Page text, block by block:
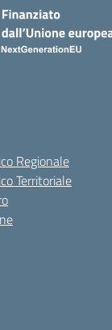
Regionale
Territoriale